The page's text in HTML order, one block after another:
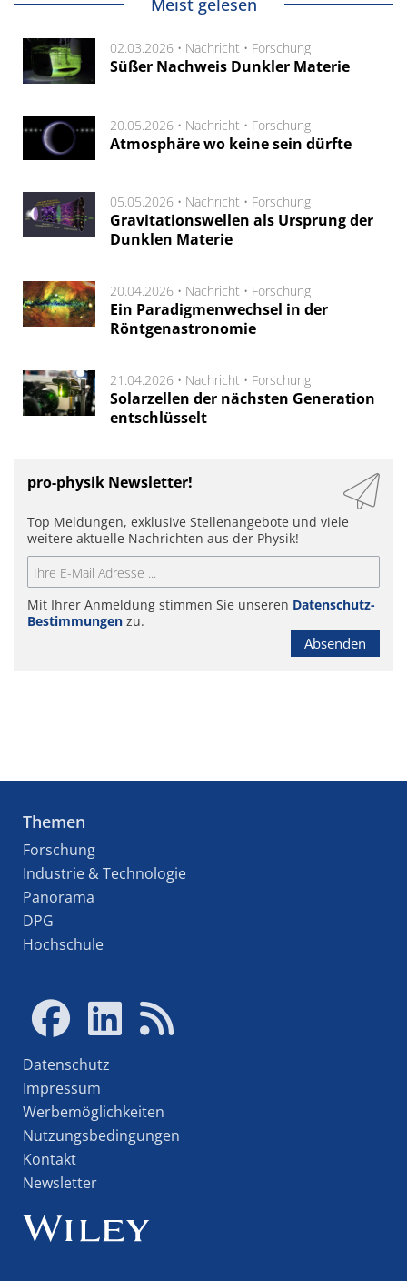
Meist gelesen
02.03.2026 • Nachricht • Forschung
Süßer Nachweis Dunkler Materie
20.05.2026 • Nachricht • Forschung
Atmosphäre wo keine sein dürfte
05.05.2026 • Nachricht • Forschung
Gravitationswellen als Ursprung der
Dunklen Materie
20.04.2026 • Nachricht • Forschung
Ein Paradigmenwechsel in der
Röntgenastronomie
21.04.2026 • Nachricht • Forschung
Solarzellen der nächsten Generation
entschlüsselt
pro-physik Newsletter!
Top Meldungen, exklusive Stellenangebote und viele
weitere aktuelle Nachrichten aus der Physik!
Mit Ihrer Anmeldung stimmen Sie unseren Datenschutz-
Bestimmungen zu.
Absenden
Themen
Forschung
Industrie & Technologie
Panorama
DPG
Hochschule
Datenschutz
Impressum
Werbemöglichkeiten
Nutzungsbedingungen
Kontakt
Newsletter